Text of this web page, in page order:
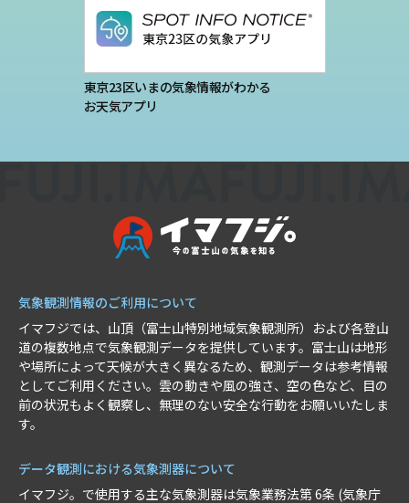
東京23区いまの気象情報がわかる
お天気アプリ
気象観測情報のご利用について
イマフジでは、山頂（富士山特別地域気象観測所）および各登山
道の複数地点で気象観測データを提供しています。富士山は地形
や場所によって天候が大きく異なるため、観測データは参考情報
としてご利用ください。雲の動きや風の強さ、空の色など、目の
前の状況もよく観察し、無理のない安全な行動をお願いいたしま
す。
データ観測における気象測器について
イマフジ。で使用する主な気象測器は気象業務法第 6条 (気象庁